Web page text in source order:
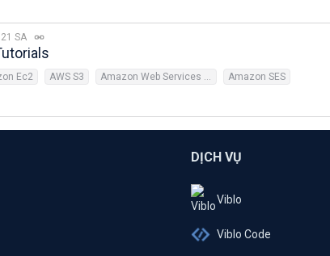
SA
Ec2 AWS S3 Amazon Web Services (AWS) Amazon SES
DỊCH VỤ
Viblo
Viblo Code